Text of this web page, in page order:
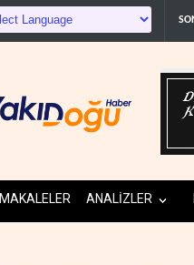
MAKALELER ANALİZLER